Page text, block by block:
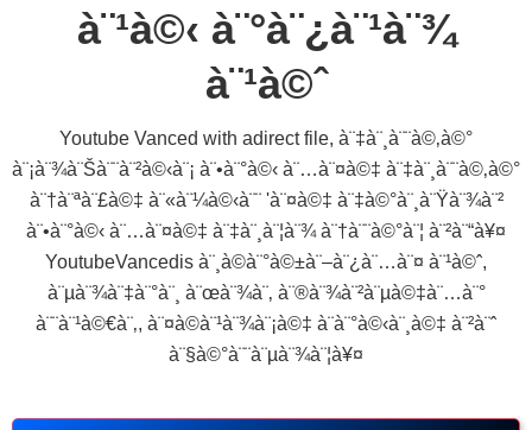
à¨¹à©‹ à¨°à¨¿à¨¹à¨¾
à¨¹à©ˆ
Youtube Vanced with adirect file, à¨‡à¨¸à¨¨à©‚à©°
à¨¡à¨¾à¨Šà¨¨à¨²à©‹à¨¡ à¨•à¨°à©‹ à¨…à¨¤à©‡ à¨‡à¨¸à¨¨à©‚à©°
à¨†à¨ªà¨£à©‡ à¨«à¨¼à©‹à¨¨ 'à¨¤à©‡ à¨‡à©°à¨¸à¨Ÿà¨¾à¨²
à¨•à¨°à©‹ à¨…à¨¤à©‡ à¨‡à¨¸à¨¦à¨¾ à¨†à¨¨à©°à¨¦ à¨²à¨“à¥¤
YoutubeVancedis à¨¸à©à¨°à©±à¨–à¨¿à¨…à¨¤ à¨¹à©ˆ,
à¨µà¨¾à¨‡à¨°à¨¸ à¨œà¨¾à¨‚ à¨®à¨¾à¨²à¨µà©‡à¨…à¨°
à¨¨à¨¹à©€à¨‚, à¨¤à©à¨¹à¨¾à¨¡à©‡ à¨­à¨°à©‹à¨¸à©‡ à¨²à¨ˆ
à¨§à©°à¨¨à¨µà¨¾à¨¦à¥¤